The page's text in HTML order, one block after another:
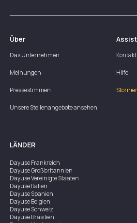
Über
Das Unternehmen
Meinungen
Pressestimmen
Unsere Stellenangebote ansehen
Kontakt
Hilfe
LÄNDER
DayuseFrankreich
DayuseGroßbritannien
DayuseVereinigte Staaten
DayuseItalien
DayuseSpanien
DayuseBelgien
DayuseSchweiz
DayuseBrasilien